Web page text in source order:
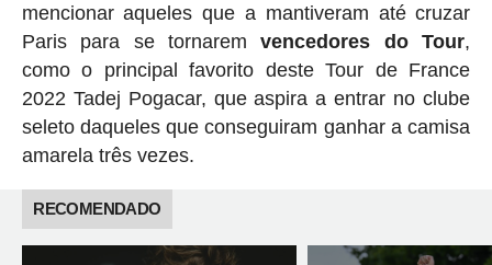
mencionar aqueles que a mantiveram até cruzar
Paris para se tornaremvencedores do Tour,
como o principal favorito deste Tour de France
2022 Tadej Pogacar, que aspira a entrar no clube
seleto daqueles que conseguiram ganhar a camisa
amarela três vezes.
RECOMENDADO